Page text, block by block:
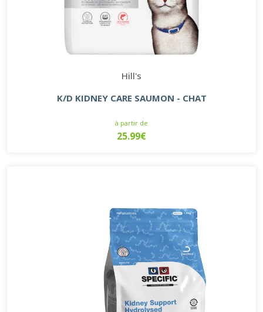
Hill's
K/D KIDNEY CARE SAUMON - CHAT
à partir de
25.99€